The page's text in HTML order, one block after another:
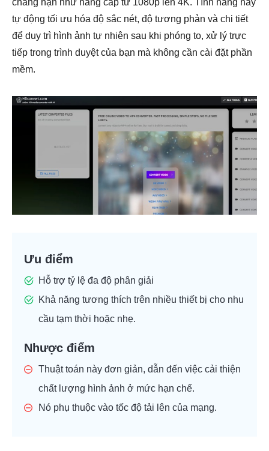
tự động tối ưu hóa độ sắc nét, độ tương phản và chi tiết
để duy trì hình ảnh tự nhiên sau khi phóng to, xử lý trực
tiếp trong trình duyệt của bạn mà không cần cài đặt phần
mềm.
Ưu điểm
Hỗ trợ tỷ lệ đa độ phân giải
Khả năng tương thích trên nhiều thiết bị cho nhu
cầu tạm thời hoặc nhẹ.
Nhược điểm
Thuật toán này đơn giản, dẫn đến việc cải thiện
chất lượng hình ảnh ở mức hạn chế.
Nó phụ thuộc vào tốc độ tải lên của mạng.